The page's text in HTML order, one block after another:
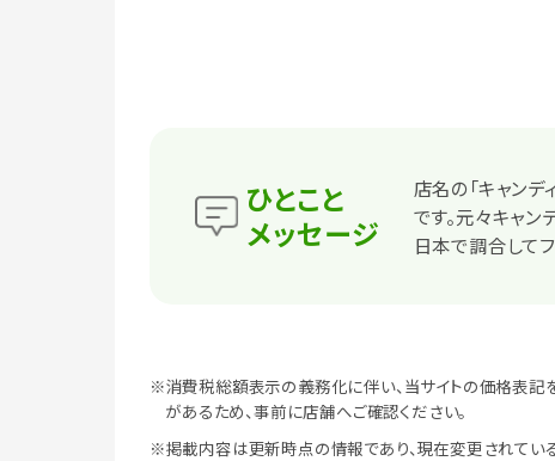
ひとこと
メッセージ
店名の「キャン
です。元々キャ
日本で調合して
※消費税総額表示の義務化に伴い、当サイトの価格表記
があるため、事前に店舗へご確認ください。
※掲載内容は更新時点の情報であり、現在変更されてい